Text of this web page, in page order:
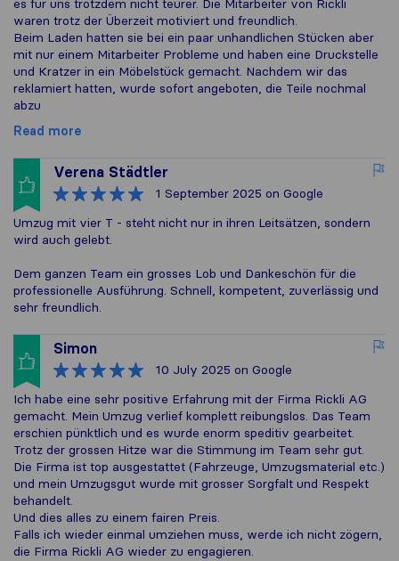
es für uns trotzdem nicht teurer. Die Mitarbeiter von Rickli
waren trotz der Überzeit motiviert und freundlich.
Beim Laden hatten sie bei ein paar unhandlichen Stücken aber
mit nur einem Mitarbeiter Probleme und haben eine Druckstelle
und Kratzer in ein Möbelstück gemacht. Nachdem wir das
reklamiert hatten, wurde sofort angeboten, die Teile nochmal
abzu
Read more
Verena Städtler
1 September 2025 on Google
Umzug mit vier T - steht nicht nur in ihren Leitsätzen, sondern
wird auch gelebt.
Dem ganzen Team ein grosses Lob und Dankeschön für die
professionelle Ausführung. Schnell, kompetent, zuverlässig und
sehr freundlich.
Simon
10 July 2025 on Google
Ich habe eine sehr positive Erfahrung mit der Firma Rickli AG
gemacht. Mein Umzug verlief komplett reibungslos. Das Team
erschien pünktlich und es wurde enorm speditiv gearbeitet.
Trotz der grossen Hitze war die Stimmung im Team sehr gut.
Die Firma ist top ausgestattet (Fahrzeuge, Umzugsmaterial etc.)
und mein Umzugsgut wurde mit grosser Sorgfalt und Respekt
behandelt.
Und dies alles zu einem fairen Preis.
Falls ich wieder einmal umziehen muss, werde ich nicht zögern,
die Firma Rickli AG wieder zu engagieren.